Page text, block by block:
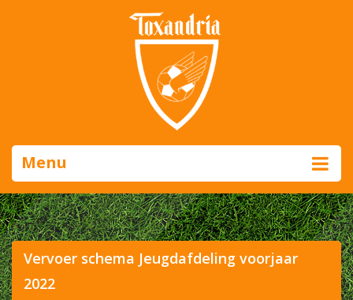
Menu
Vervoer schema Jeugdafdeling voorjaar
2022